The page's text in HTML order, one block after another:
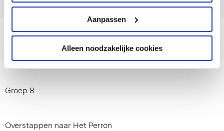
Aanpassen
Alleen noodzakelijke cookies
Groep 8
Overstappen naar Het Perron